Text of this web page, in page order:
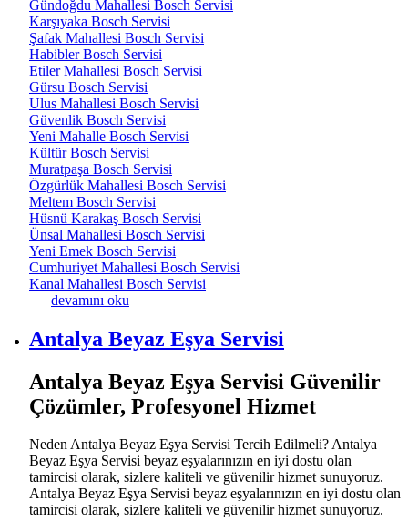
Gündoğdu Mahallesi Bosch Servisi
Karşıyaka Bosch Servisi
Şafak Mahallesi Bosch Servisi
Habibler Bosch Servisi
Etiler Mahallesi Bosch Servisi
Gürsu Bosch Servisi
Ulus Mahallesi Bosch Servisi
Güvenlik Bosch Servisi
Yeni Mahalle Bosch Servisi
Kültür Bosch Servisi
Muratpaşa Bosch Servisi
Özgürlük Mahallesi Bosch Servisi
Meltem Bosch Servisi
Hüsnü Karakaş Bosch Servisi
Ünsal Mahallesi Bosch Servisi
Yeni Emek Bosch Servisi
Cumhuriyet Mahallesi Bosch Servisi
Kanal Mahallesi Bosch Servisi
Antalya Merkez Beyaz Eşya Servisi hakkında
devamını oku
Antalya Beyaz Eşya Servisi
Antalya Beyaz Eşya Servisi Güvenilir
Çözümler, Profesyonel Hizmet
Neden Antalya Beyaz Eşya Servisi Tercih Edilmeli? Antalya
Beyaz Eşya Servisi beyaz eşyalarınızın en iyi dostu olan
tamircisi olarak, sizlere kaliteli ve güvenilir hizmet sunuyoruz.
Antalya Beyaz Eşya Servisi beyaz eşyalarınızın en iyi dostu olan
tamircisi olarak, sizlere kaliteli ve güvenilir hizmet sunuyoruz.